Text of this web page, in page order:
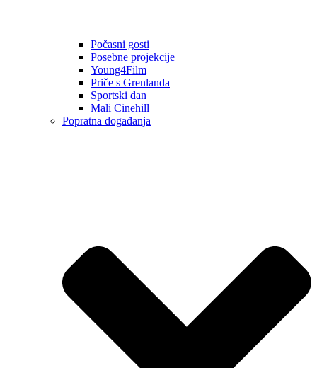
Počasni gosti
Posebne projekcije
Young4Film
Priče s Grenlanda
Sportski dan
Mali Cinehill
Popratna događanja